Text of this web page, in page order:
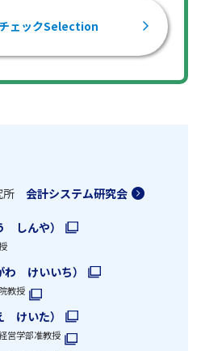
ェックSelection
所 会計システム研究会
しんや）
けいいち）
教授
けいた）
営学部准教授